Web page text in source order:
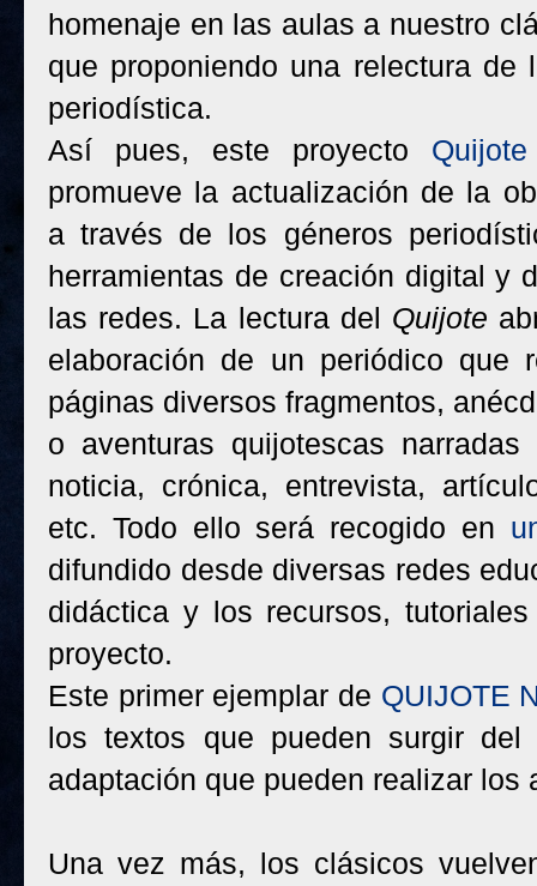
homenaje en las aulas a nuestro
que proponiendo una relectura
periodística.
Así pues, este proyecto
promueve la actualización de la
a través de los géneros
herramientas de creación digital y
las redes. La lectura del Quijote
elaboración de un periódico que
páginas diversos fragmentos,
o aventuras quijotescas
noticia, crónica, entrevista,
etc. Todo ello será recogido en
difundido desde diversas redes
didáctica y los recursos,
proyecto.
Este primer ejemplar de QUIJOTE
los textos que pueden surgir
adaptación que pueden realizar los
Una vez más, los clásicos